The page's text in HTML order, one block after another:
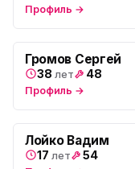
Профиль →
Громов Сергей
38 лет 48
Профиль →
Лойко Вадим
17 лет 54